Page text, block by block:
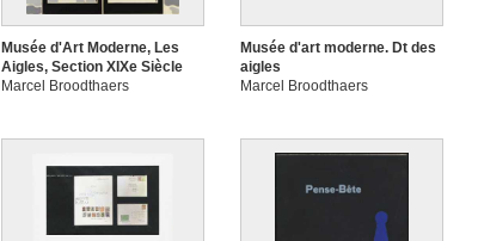
Musée d'Art Moderne, Les
Aigles, Section XIXe Siècle
Marcel Broodthaers
Musée d'art moderne. Dt des
aigles
Marcel Broodthaers